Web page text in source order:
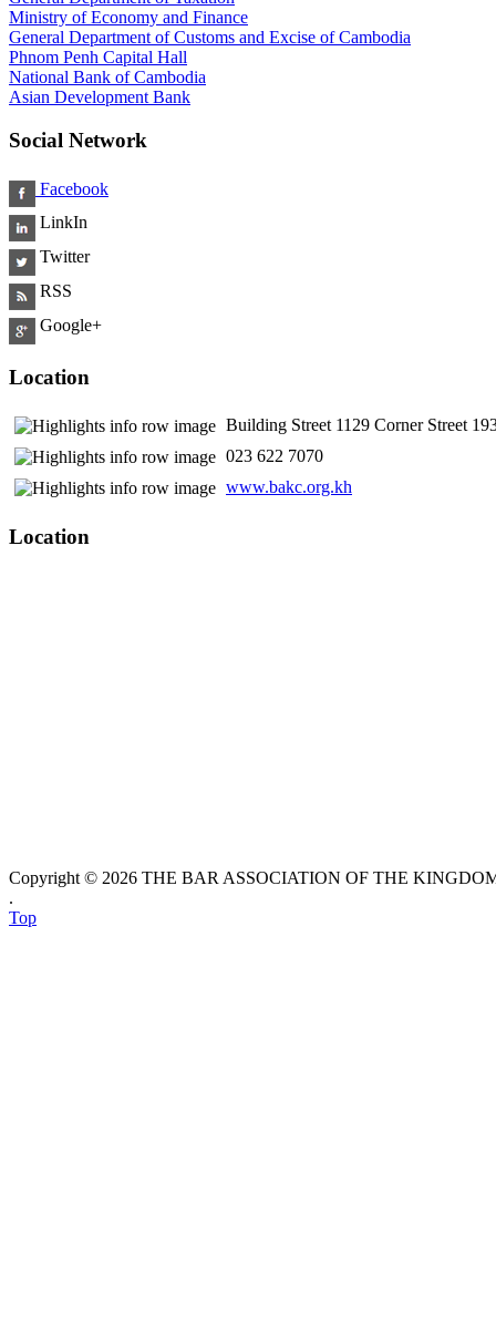
Ministry of Economy and Finance
General Department of Customs and Excise of Cambodia
Phnom Penh Capital Hall
National Bank of Cambodia
Asian Development Bank
Social Network
Facebook
LinkIn
Twitter
RSS
Google+
Location
Building Street 1129 Corner Street
​ 023 622 7070
www.bakc.org.kh
Location
Copyright © 2026 THE BAR ASSOCIATION OF THE
.
Top